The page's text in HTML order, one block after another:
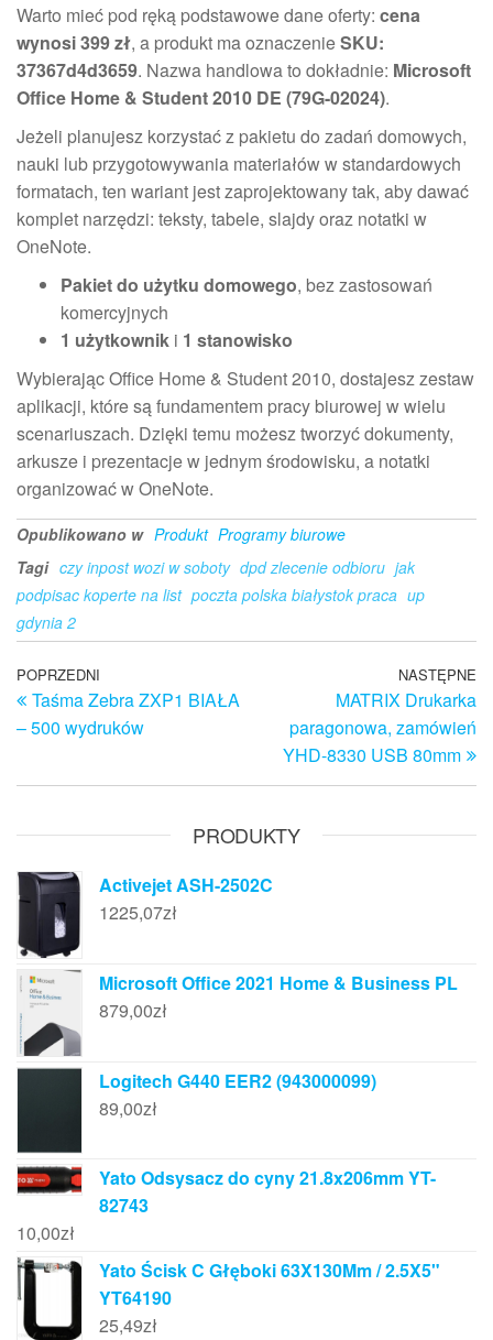
Warto mieć pod ręką podstawowe dane oferty: cena
wynosi 399 zł, a produkt ma oznaczenieSKU:
37367d4d3659. Nazwa handlowa to dokładnie: Microsoft
Office Home & Student 2010 DE (79G-02024).
Jeżeli planujesz korzystać z pakietu do zadań domowych,
nauki lub przygotowywania materiałów w standardowych
formatach, ten wariant jest zaprojektowany tak, aby dawać
komplet narzędzi: teksty, tabele, slajdy oraz notatki w
OneNote.
Pakiet do użytku domowego, bez zastosowań
komercyjnych
1 użytkownik i 1 stanowisko
Wybierając Office Home & Student 2010, dostajesz zestaw
aplikacji, które są fundamentem pracy biurowej w wielu
scenariuszach. Dzięki temu możesz tworzyć dokumenty,
arkusze i prezentacje w jednym środowisku, a notatki
organizować w OneNote.
Opublikowano w Produkt Programy biurowe
Tagi czy inpost wozi w soboty dpd zlecenie odbioru jak
podpisac koperte na list poczta polska białystok praca up
gdynia 2
Nawigacja
wpisu
Poprzedni
wpis
POPRZEDNI
Taśma Zebra ZXP1 BIAŁA
– 500 wydruków
NASTĘPNE
MATRIX Drukarka
paragonowa, zamówień
YHD-8330 USB 80mm
PRODUKTY
Activejet ASH-2502C
1225,07zł
Microsoft Office 2021 Home & Business PL
879,00zł
Logitech G440 EER2 (943000099)
89,00zł
Yato Odsysacz do cyny 21.8x206mm YT-
82743
10,00zł
Yato Ścisk C Głęboki 63X130Mm / 2.5X5"
YT64190
25,49zł